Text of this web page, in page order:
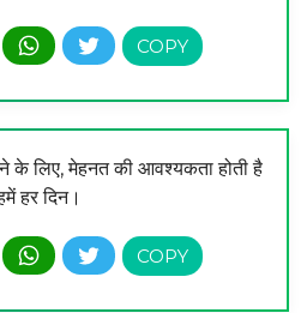
के लिए, मेहनत की आवश्यकता होती है
हर दिन।